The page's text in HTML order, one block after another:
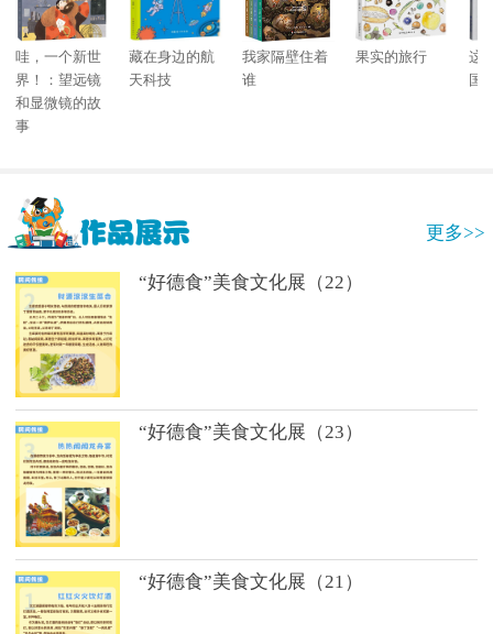
哇，一个新世
界！：望远镜
和显微镜的故
事
藏在身边的航
天科技
我家隔壁住着
谁
果实的旅行
这
国
更多>>
“好德食”美食文化展（22）
“好德食”美食文化展（23）
“好德食”美食文化展（21）